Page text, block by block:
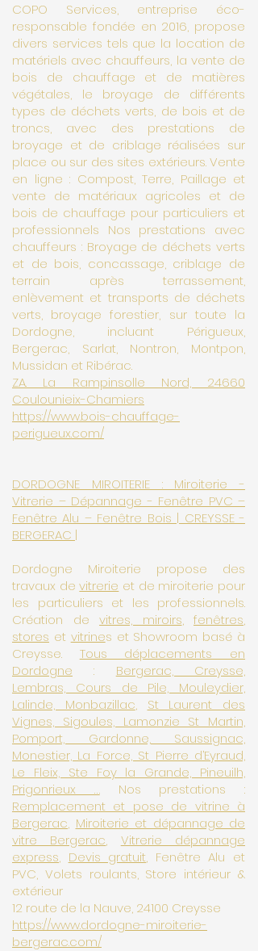
COPO Services, entreprise éco-
responsable fondée en 2016, propose
divers services tels que la location de
matériels avec chauffeurs, la vente de
bois de chauffage et de matières
végétales, le broyage de différents
types de déchets verts, de bois et de
troncs, avec des prestations de
broyage et de criblage réalisées sur
place ou sur des sites extérieurs. Vente
en ligne : Compost, Terre, Paillage et
vente de matériaux agricoles et de
bois de chauffage pour particuliers et
professionnels Nos prestations avec
chauffeurs : Broyage de déchets verts
et de bois, concassage, criblage de
terrain après terrassement,
enlèvement et transports de déchets
verts, broyage forestier, sur toute la
Dordogne, incluant Périgueux,
Bergerac, Sarlat, Nontron, Montpon,
Mussidan et Ribérac.
ZA. La Rampinsolle Nord, 24660
Coulounieix-Chamiers
https://www.bois-chauffage-
perigueux.com/
DORDOGNE MIROITERIE :​ Miroiterie -
Vitrerie – Dépannage - Fenêtre PVC –
Fenêtre Alu – Fenêtre Bois | ​CREYSSE -
BERGERAC |
Dordogne Miroiterie propose des
travaux devitrerie et de miroiterie pour
les particuliers et les professionnels.
Création de vitres, miroirs, fenêtres,
stores et vitrines et Showroom basé à
Creysse. Tous déplacements en
Dordogne : Bergerac, Creysse,
Lembras, Cours de Pile, Mouleydier,
Lalinde, Monbazillac, St Laurent des
Vignes, Sigoules, Lamonzie St Martin,
Pomport, Gardonne, Saussignac,
Monestier, La Force, St Pierre d’Eyraud,
Le Fleix, Ste Foy la Grande, Pineuilh,
Prigonrieux …Nos prestations :
Remplacement et pose de vitrine à
Bergerac, Miroiterie et dépannage de
vitre Bergerac, Vitrerie dépannage
express, Devis gratuit, Fenêtre Alu et
PVC, Volets roulants, Store intérieur &
extérieur
​12 route de la Nauve, 24100 Creysse
https://www.dordogne-miroiterie-
bergerac.com/